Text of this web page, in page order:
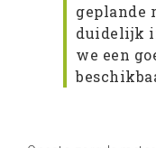
geplande
duidelijk
we een